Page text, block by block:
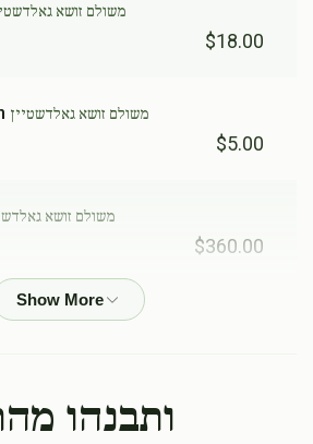
משולם זושא
$18.00
משולם זושא גאלדשטיין
$5.00
משולם זושא
$360.00
משולם זושא
ותבנהו